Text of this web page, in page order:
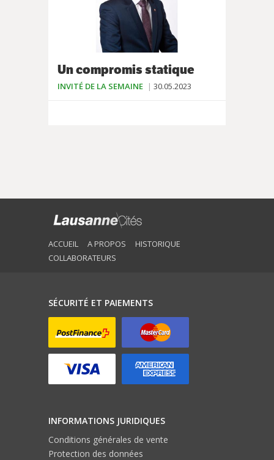
Un compromis statique
INVITÉ DE LA SEMAINE 30.05.2023
ACCUEIL A PROPOS
HISTORIQUE
COLLABORATEURS
SÉCURITÉ ET PAIEMENTS
INFORMATIONS JURIDIQUES
Conditions générales de vente
Protection des données